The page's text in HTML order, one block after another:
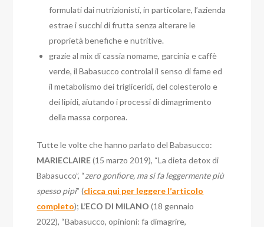
formulati dai nutrizionisti, in particolare, l’azienda
estrae i succhi di frutta senza alterare le
proprietà benefiche e nutritive.
grazie al mix di cassia nomame, garcinia e caffè
verde, il Babasucco controlal il senso di fame ed
il metabolismo dei trigliceridi, del colesterolo e
dei lipidi, aiutando i processi di dimagrimento
della massa corporea.
Tutte le volte che hanno parlato del Babasucco:
MARIECLAIRE(15 marzo 2019), “La dieta detox di
Babasucco”, “zero gonfiore, ma si fa leggermente più
spesso pipì” (clicca qui per leggere l’articolo
completo); L’ECO DI MILANO(18 gennaio
2022), “Babasucco, opinioni: fa dimagrire,